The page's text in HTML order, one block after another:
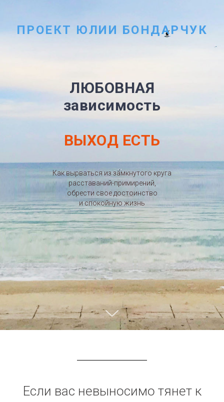
ПРОЕКТ ЮЛИИ БОНДАРЧУК
ЛЮБОВНАЯ
зависимость
ВЫХОД ЕСТЬ
Как вырваться из замкнутого круга
расставаний-примирений,
обрести свое достоинство
и спокойную жизнь
Если вас невыносимо тянет к